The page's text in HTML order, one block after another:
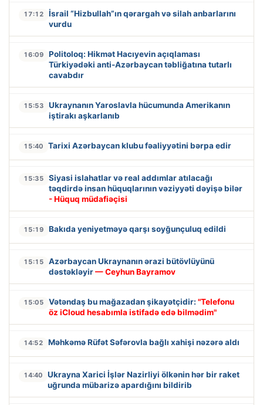
17:12
İsrail “Hizbullah”ın qərargah və silah anbarlarını
vurdu
16:09
Politoloq: Hikmət Hacıyevin açıqlaması
Türkiyədəki anti-Azərbaycan təbliğatına tutarlı
cavabdır
15:53
Ukraynanın Yaroslavla hücumunda Amerikanın
iştirakı aşkarlanıb
15:40 Tarixi Azərbaycan klubu fəaliyyətini bərpa edir
15:35
Siyasi islahatlar və real addımlar atılacağı
təqdirdə insan hüquqlarının vəziyyəti dəyişə bilər
- Hüquq müdafiəçisi
15:19 Bakıda yeniyetməyə qarşı soyğunçuluq edildi
15:15
Azərbaycan Ukraynanın ərazi bütövlüyünü
dəstəkləyir— Ceyhun Bayramov
15:05 Vətəndaş bu mağazadan şikayətçidir: "Telefonu
öz iCloud hesabımla istifadə edə bilmədim"
14:52 Məhkəmə Rüfət Səfərovla bağlı xahişi nəzərə aldı
14:40
Ukrayna Xarici İşlər Nazirliyi ölkənin hər bir raket
uğrunda mübarizə apardığını bildirib